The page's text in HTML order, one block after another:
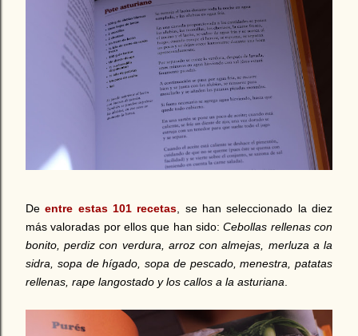
Deentre estas 101 recetas , se han seleccionado la diez
más valoradas por ellos que han sido:Cebollas rellenas con
bonito, perdiz con verdura, arroz con almejas, merluza a la
sidra, sopa de hígado, sopa de pescado, menestra, patatas
rellenas, rape langostado y los callos a la asturiana